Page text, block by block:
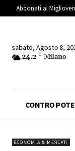
Abbonati al
sabato, Agosto 8,
24.2 C Milano
CONTRO
ECONOMIA & MERCATI